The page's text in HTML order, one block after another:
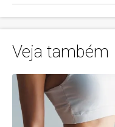
Veja também